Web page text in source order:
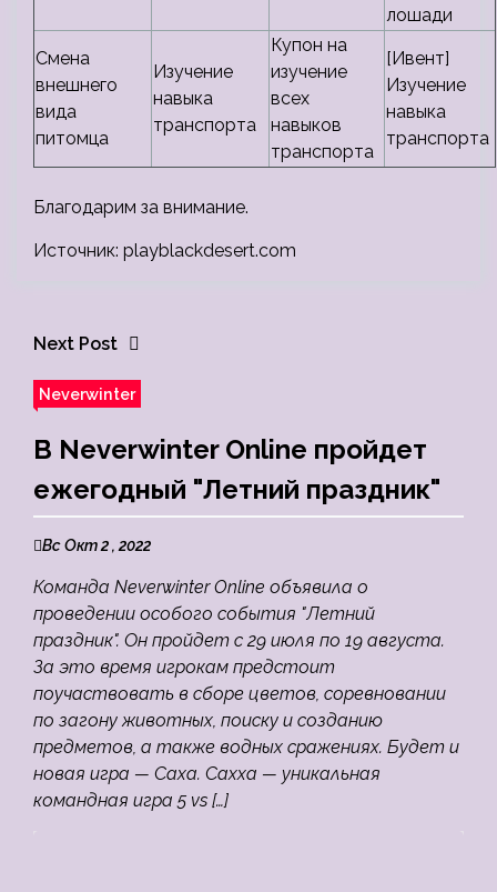
лошади
Смена
внешнего
вида
питомца
Изучение
навыка
транспорта
Купон на
изучение
всех
навыков
транспорта
[Ивент]
Изучение
навыка
транспорта
Благодарим за внимание.
Источник: playblackdesert.com
Next Post
Neverwinter
В Neverwinter Online пройдет
ежегодный "Летний праздник"
Вс Окт 2 , 2022
Команда Neverwinter Online объявила о
проведении особого события "Летний
праздник". Он пройдет с 29 июля по 19 августа.
За это время игрокам предстоит
поучаствовать в сборе цветов, соревновании
по загону животных, поиску и созданию
предметов, а также водных сражениях. Будет и
новая игра — Саха. Сахха — уникальная
командная игра 5 vs […]